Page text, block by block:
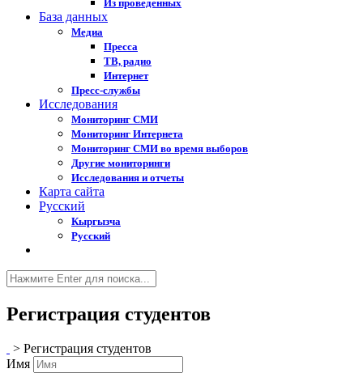
Из проведенных
База данных
Медиа
Пресса
ТВ, радио
Интернет
Пресс-службы
Исследования
Мониторинг СМИ
Мониторинг Интернета
Мониторинг СМИ во время выборов
Другие мониторинги
Исследования и отчеты
Карта сайта
Русский
Кыргызча
Русский
Регистрация студентов
> Регистрация студентов
Имя